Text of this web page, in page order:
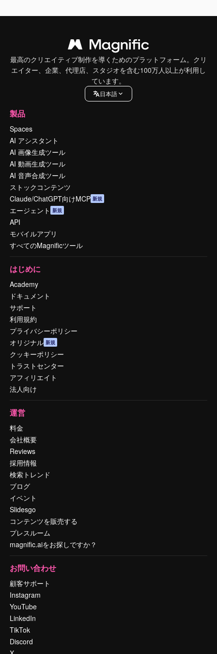
最高のクリエイティブ制作を導くためのプラットフォーム。クリ
エイター、企業、代理店、スタジオを含む100万人以上が利用し
ています。
日本語
製品
Spaces
AI アシスタント
AI 画像生成ツール
AI 動画生成ツール
AI 音声合成ツール
ストックコンテンツ
Claude/ChatGPT向けMCP 新規
エージェント 新規
API
モバイルアプリ
すべてのMagnificツール
はじめに
Academy
ドキュメント
サポート
利用規約
プライバシーポリシー
オリジナル 新規
クッキーポリシー
トラストセンター
アフィリエイト
法人向け
運営
料金
会社概要
Reviews
採用情報
検索トレンド
ブログ
イベント
Slidesgo
コンテンツを販売する
プレスルーム
magnific.aiをお探しですか？
お問い合わせ
顧客サポート
Instagram
YouTube
LinkedIn
TikTok
Discord